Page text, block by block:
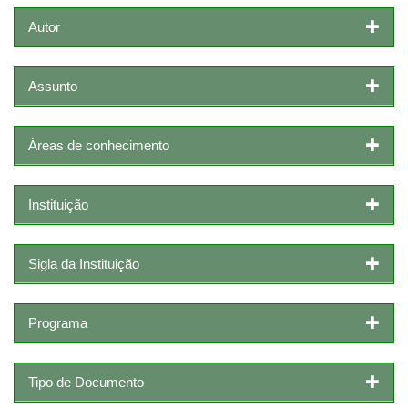
Autor
Assunto
Áreas de conhecimento
Instituição
Sigla da Instituição
Programa
Tipo de Documento